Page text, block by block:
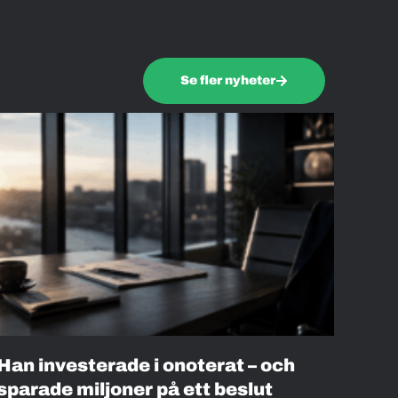
Se fler nyheter
investerade i onoterat – och
miljoner på ett beslut